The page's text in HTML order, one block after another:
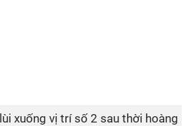
xuống vị trí số 2 sau thời hoàng